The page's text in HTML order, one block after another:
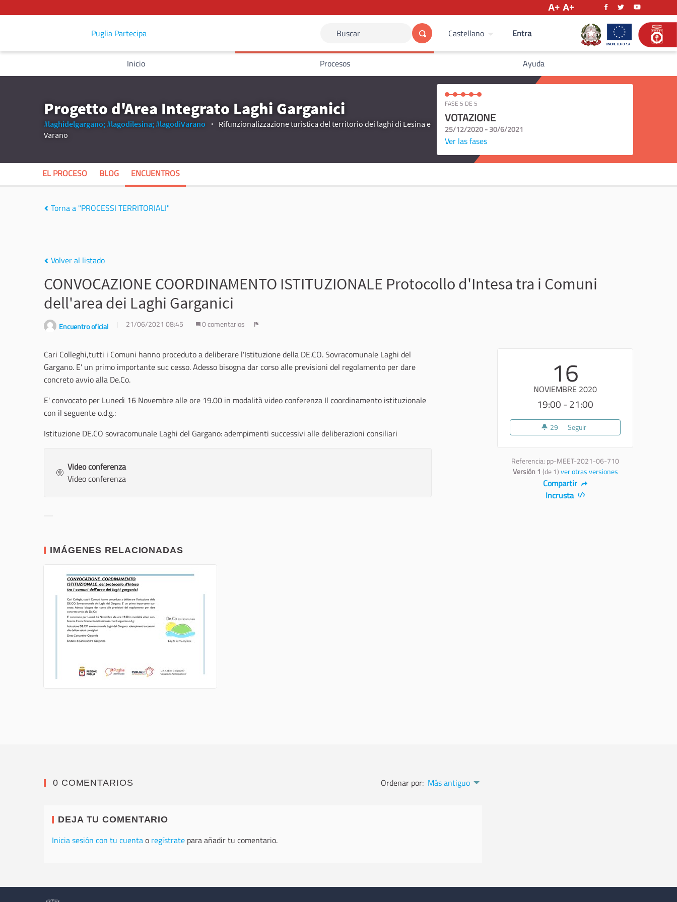
Puglia Partecipa Buscar Castellano Entra
Inicio Procesos Ayuda
Progetto d'Area Integrato Laghi Garganici
#laghidelgargano;#lagodilesina;#lagodiVarano
Rifunzionalizzazione turistica del territorio dei laghi di Lesina e
Varano
FASE 5 DE 5
VOTAZIONE
25/12/2020 - 30/6/2021
Ver las fases
EL PROCESO BLOG ENCUENTROS
Torna a "PROCESSI TERRITORIALI"
Volver al listado
CONVOCAZIONE COORDINAMENTO ISTITUZIONALE Protocollo d'Intesa tra i Comuni
dell'area dei Laghi Garganici
Encuentro oficial 21/06/2021 08:45 0 comentarios
16
NOVIEMBRE 2020
19:00 - 21:00
29 29 seguidoras
Seguir
Referencia: pp-MEET-2021-06-710
Versión 1 (de 1)ver otras versiones
Compartir
Incrusta
Cari Colleghi,tutti i Comuni hanno proceduto a deliberare l'Istituzione della DE.CO. Sovracomunale Laghi del
Gargano. E' un primo importante suc­ cesso. Adesso bisogna dar corso alle previsioni del regolamento per dare
concreto avvio alla De.Co.
E'convocato per Lunedì 16 Novembre alle ore 19.00 in modalità video con­ferenza Il coordinamento istituzionale
con il seguente o.d.g.:
Istituzione DE.CO sovracomunale Laghi del Gargano: adempimenti successivi alle deliberazioni consiliari
Video conferenza
Video conferenza
IMÁGENES RELACIONADAS
0 COMENTARIOS Ordenar por: Más antiguo
DEJA TU COMENTARIO
Inicia sesión con tu cuentao regístrate para añadir tu comentario.